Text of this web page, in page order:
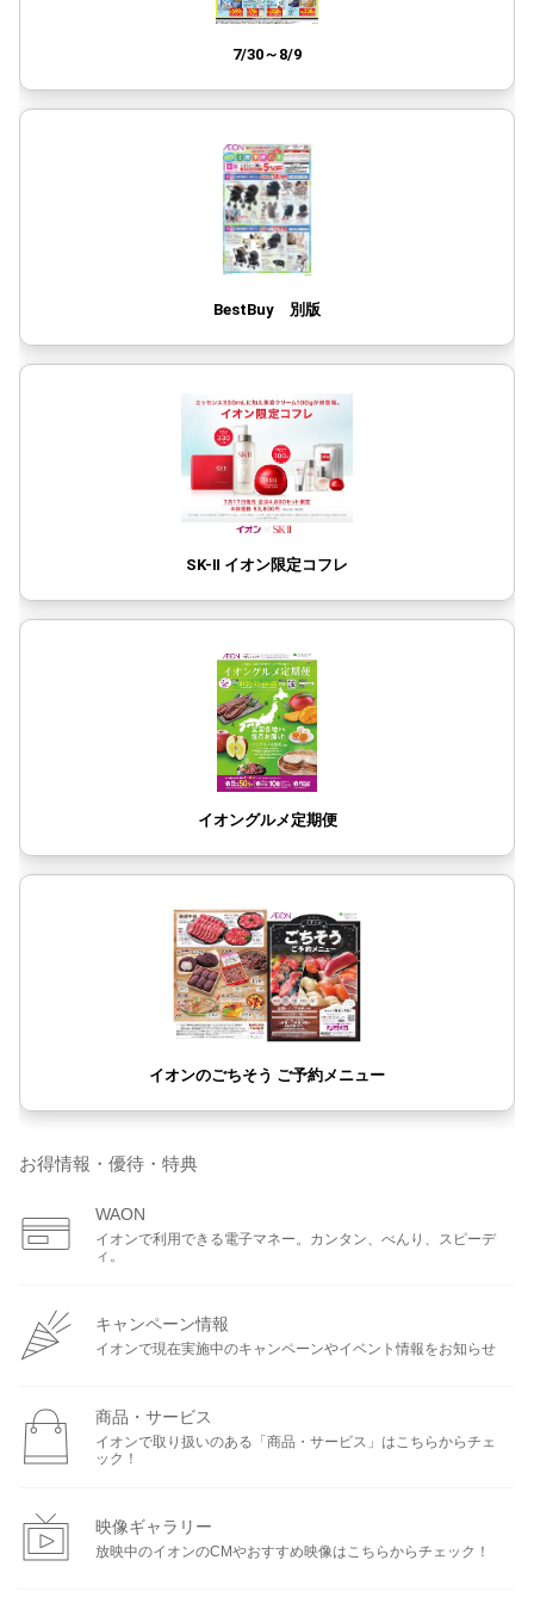
お得情報・優待・特典
WAON
イオンで利用できる電子マネー。カンタン、べんり、スピーデ
ィ。
キャンペーン情報
イオンで現在実施中のキャンペーンやイベント情報をお知らせ
商品・サービス
イオンで取り扱いのある「商品・サービス」はこちらからチェ
ック！
映像ギャラリー
放映中のイオンのCMやおすすめ映像はこちらからチェック！